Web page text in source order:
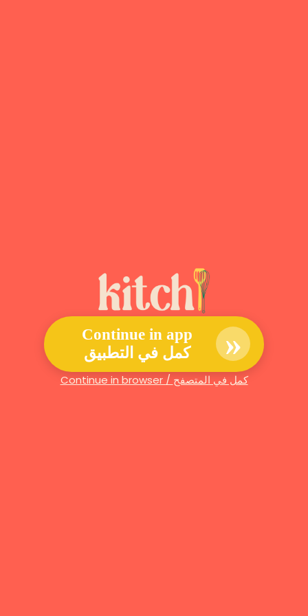
Continue in app
كمل في التطبيق
»
Continue in browser / كمل في المتصفح